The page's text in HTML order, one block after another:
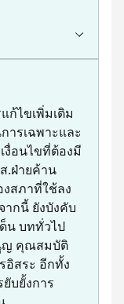
ก.ที่ประกาศใช้
ะชุมรัฐสภา
ระเมิน
รชักช้า
อให้รัฐสภา
กฎหมายนั้น
ถึงกึ่งหนึ่ง ให้
แต่ สว.ไม่
แนนเสียง
ให้ พ.ร.ก.มี
.ร.บ.ต่อไป
ก้ไขเพิ่มเติม
ารเฉพาะและ
งื่อนไขที่ต้องมี
.ฝ่ายค้าน
งสภาที่ใช้ลง
กนี้ ยังบังคับ
น บททั่วไป
ญ คุณสมบัติ
อิสระ อีกทั้ง
บยั้งการ